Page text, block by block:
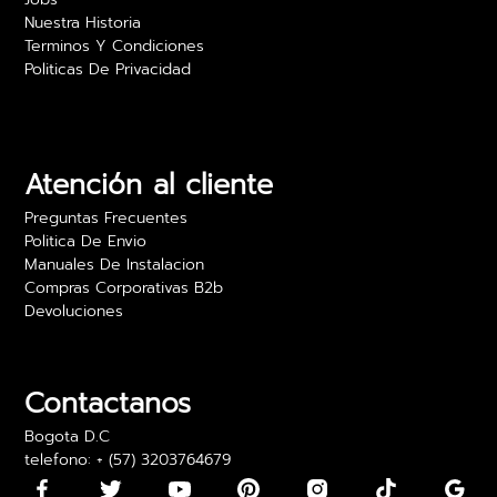
Camilo Rojas
recomiendo para oficinas.
24 abril 2024
Daniela Martínez
doblados. Los pude usar, pero fue algo incómodo
15 mayo 2024
Nuestra Historia
Terminos Y Condiciones
Politicas De Privacidad
Atención al cliente
Preguntas Frecuentes
Politica De Envio
Manuales De Instalacion
Compras Corporativas B2b
Devoluciones
Contactanos
Bogota D.C
telefono: + (57) 3203764679